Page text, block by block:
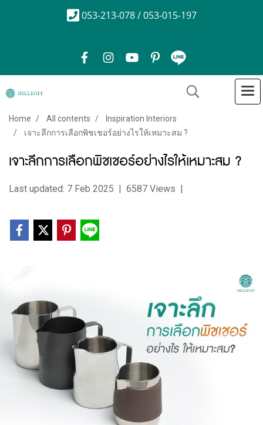
053-213-078 / 053-015-197
Home All contents
Inspiration Interiors
เจาะลึกการเลือกพิชเชอร์อย่างไรให้เหมาะสม ?
เจาะลึกการเลือกพิชเชอร์อย่างไรให้เหมาะสม ?
Last updated: 7 Feb 2025 | 6587 Views |